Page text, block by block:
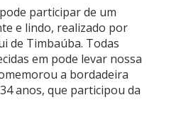
participar de um
e lindo, realizado por
de Timbaúba. Todas
em pode levar nossa
a bordadeira
anos, que participou da